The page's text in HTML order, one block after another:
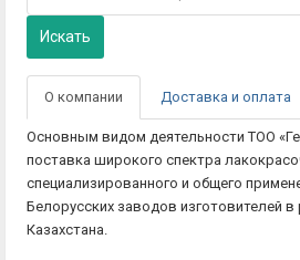
Искать
О компании Доставка и оплата
Основным видом деятельности ТОО
поставка широкого спектра
специализированного и общего
Белорусских заводов изготовителей
Казахстана.